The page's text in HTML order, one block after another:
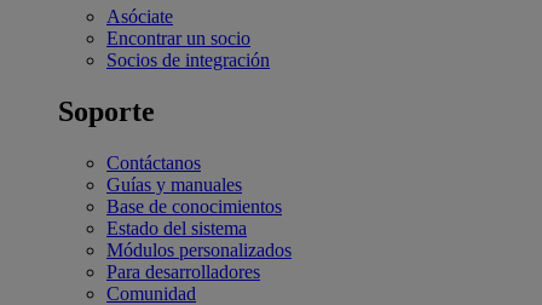
Asóciate
Encontrar un socio
Socios de integración
Soporte
Contáctanos
Guías y manuales
Base de conocimientos
Estado del sistema
Módulos personalizados
Para desarrolladores
Comunidad